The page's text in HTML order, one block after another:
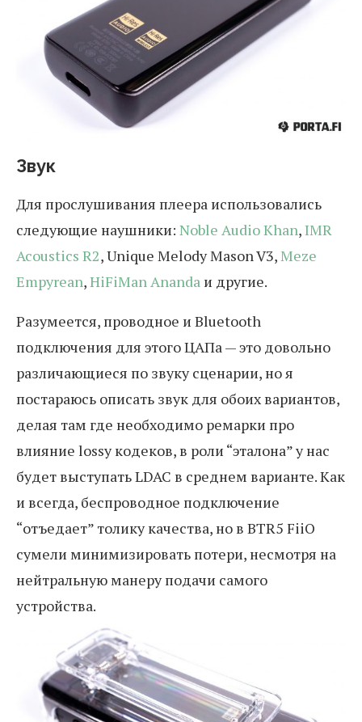
Звук
Для прослушивания плеера использовались
следующие наушники: Noble Audio Khan,IMR
Acoustics R2, Unique Melody Mason V3, Meze
Empyrean,HiFiMan Ananda и другие.
Разумеется, проводное и Bluetooth
подключения для этого ЦАПа — это довольно
различающиеся по звуку сценарии, но я
постараюсь описать звук для обоих вариантов,
делая там где необходимо ремарки про
влияние lossy кодеков, в роли “эталона” у нас
будет выступать LDAC в среднем варианте. Как
и всегда, беспроводное подключение
“отъедает” толику качества, но в BTR5 FiiO
сумели минимизировать потери, несмотря на
нейтральную манеру подачи самого
устройства.